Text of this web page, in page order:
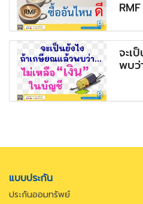
จะเ
พบว่
แบบประกัน
ประกันออมทรัพย์